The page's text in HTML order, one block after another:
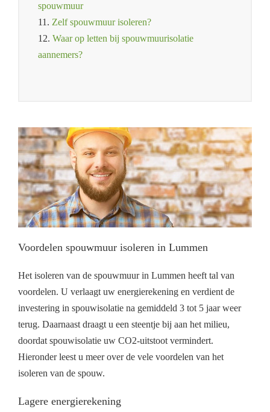
spouwmuur
11. Zelf spouwmuur isoleren?
12. Waar op letten bij spouwmuurisolatie
aannemers?
Voordelen spouwmuur isoleren in Lummen
Het isoleren van de spouwmuur in Lummen heeft tal van
voordelen. U verlaagt uw energierekening en verdient de
investering in spouwisolatie na gemiddeld 3 tot 5 jaar weer
terug. Daarnaast draagt u een steentje bij aan het milieu,
doordat spouwisolatie uw CO2-uitstoot vermindert.
Hieronder leest u meer over de vele voordelen van het
isoleren van de spouw.
Lagere energierekening